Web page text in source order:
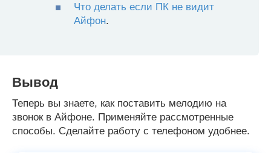
Что делать если ПК не видит
Айфон.
Вывод
Теперь вы знаете, как поставить мелодию на
звонок в Айфоне. Применяйте рассмотренные
способы. Сделайте работу с телефоном удобнее.